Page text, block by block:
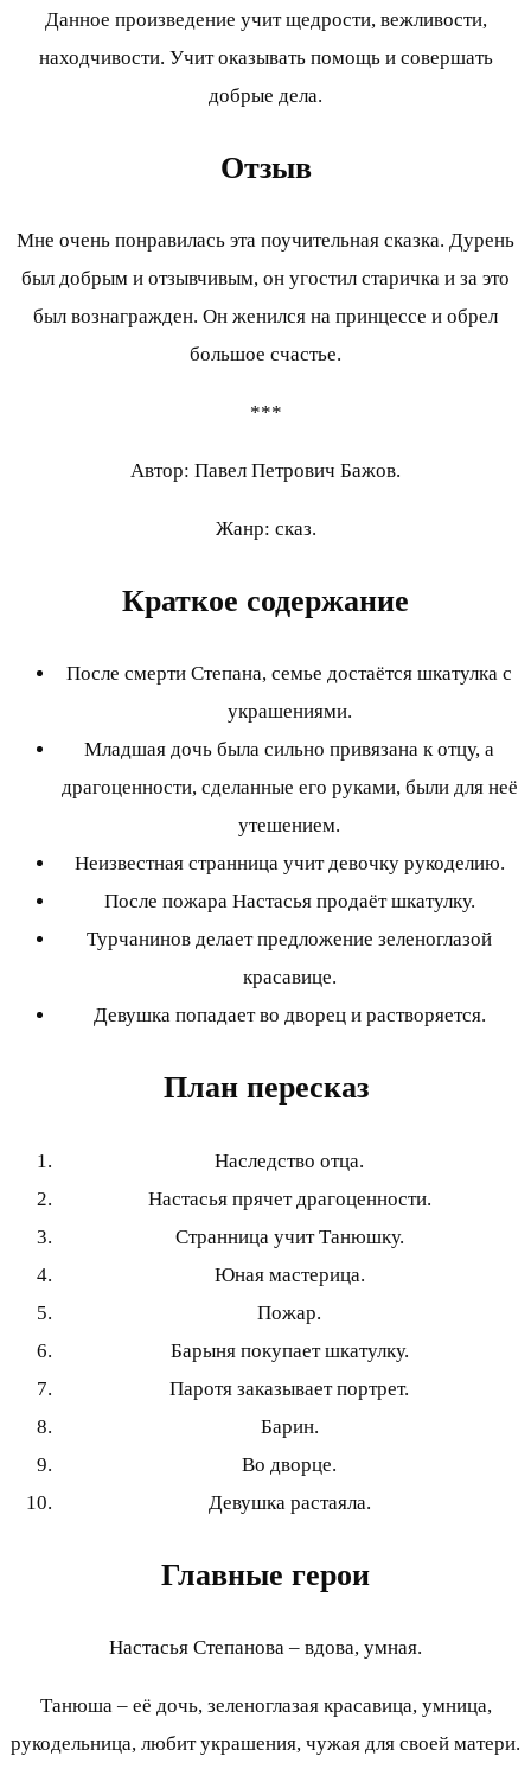
Данное произведение учит щедрости, вежливости,
находчивости. Учит оказывать помощь и совершать
добрые дела.
Отзыв
Мне очень понравилась эта поучительная сказка. Дурень
был добрым и отзывчивым, он угостил старичка и за это
был вознагражден. Он женился на принцессе и обрел
большое счастье.
***
Автор: Павел Петрович Бажов.
Жанр: сказ.
Краткое содержание
После смерти Степана, семье достаётся шкатулка с
украшениями.
Младшая дочь была сильно привязана к отцу, а
драгоценности, сделанные его руками, были для неё
утешением.
Неизвестная странница учит девочку рукоделию.
После пожара Настасья продаёт шкатулку.
Турчанинов делает предложение зеленоглазой
красавице.
Девушка попадает во дворец и растворяется.
План пересказ
Наследство отца.
Настасья прячет драгоценности.
Странница учит Танюшку.
Юная мастерица.
Пожар.
Барыня покупает шкатулку.
Паротя заказывает портрет.
Барин.
Во дворце.
Девушка растаяла.
Главные герои
Настасья Степанова – вдова, умная.
Танюша – её дочь, зеленоглазая красавица, умница,
рукодельница, любит украшения, чужая для своей матери.